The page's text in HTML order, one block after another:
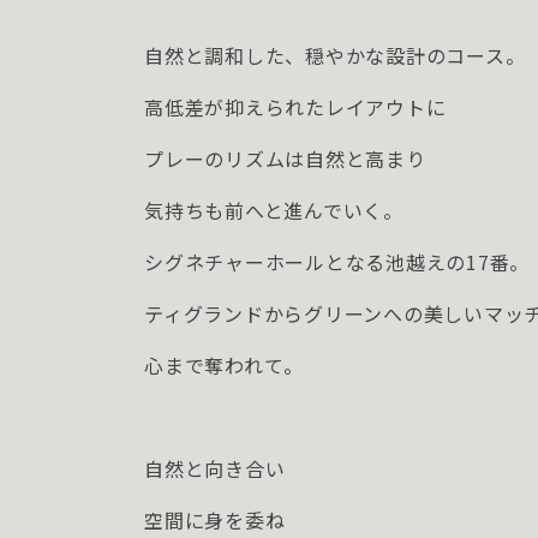
自然と調和した、穏やかな設計のコース。
高低差が抑えられたレイアウトに
プレーのリズムは自然と高まり
気持ちも前へと進んでいく。
シグネチャーホールとなる池越えの17番。
ティグランドからグリーンへの美しいマッ
心まで奪われて。
自然と向き合い
空間に身を委ね